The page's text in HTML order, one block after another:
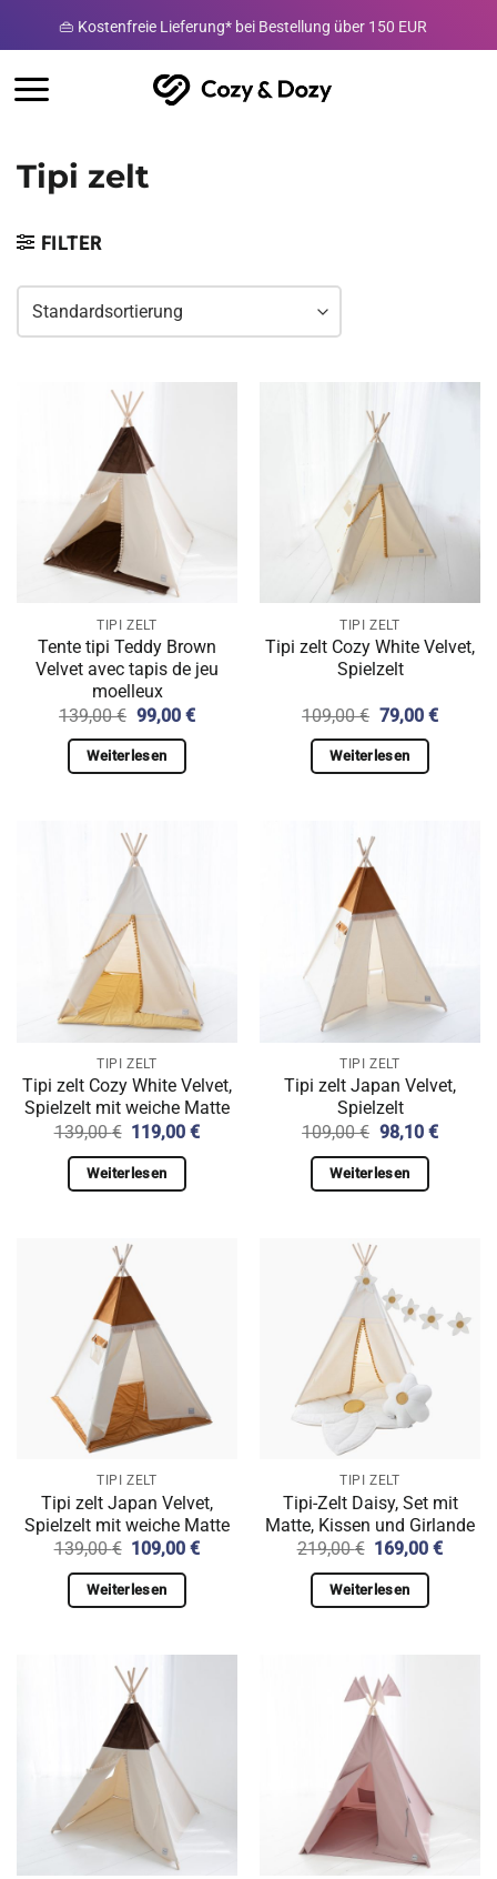
👜 Kostenfreie Lieferung* bei Bestellung über 150 EUR
Tipi zelt
FILTER
TIPI ZELT
Tente tipi Teddy Brown
Velvet avec tapis de jeu
moelleux
139,00€ Ursprünglicher
war:
139,00 €
99,00 €Aktueller
Weiterlesen
TIPI ZELT
Tipi zelt Cozy White Velvet,
Spielzelt
109,00€ Ursprünglicher
war:
109,00 €
79,00 €
Weiterlesen
TIPI ZELT
Tipi zelt Cozy White Velvet,
Spielzelt mit weiche Matte
139,00€ Ursprünglicher
war:
139,00 €
119,00€Aktueller
Weiterlesen
TIPI ZELT
Tipi zelt Japan Velvet,
Spielzelt
109,00€ Ursprünglicher
war:
109,00 €
98,10 €
Weiterlesen
TIPI ZELT
Tipi zelt Japan Velvet,
Spielzelt mit weiche Matte
139,00€ Ursprünglicher
war:
139,00 €
109,00€Aktueller
Weiterlesen
TIPI ZELT
Tipi-Zelt Daisy, Set mit
Matte, Kissen und Girlande
219,00€ Ursprünglicher
war:
219,00 €
169,00€
Weiterlesen